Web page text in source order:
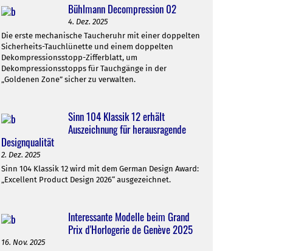
Bühlmann Decompression 02
4. Dez. 2025
Die erste mechanische Taucheruhr mit einer doppelten
Sicherheits-Tauchlünette und einem doppelten
Dekompressionsstopp-Zifferblatt, um
Dekompressionsstopps für Tauchgänge in der
„Goldenen Zone” sicher zu verwalten.
Sinn 104 Klassik 12 erhält
Auszeichnung für herausragende
Designqualität
2. Dez. 2025
Sinn 104 Klassik 12 wird mit dem German Design Award:
„Excellent Product Design 2026“ ausgezeichnet.
Interessante Modelle beim Grand
Prix d'Horlogerie de Genève 2025
16. Nov. 2025